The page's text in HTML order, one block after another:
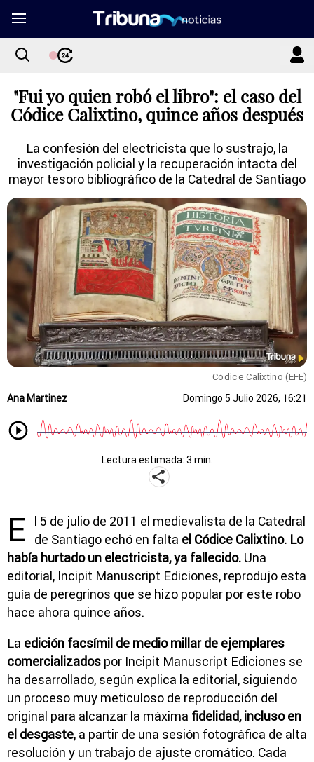
"Fui yo quien robó el libro": el caso del
Códice Calixtino, quince años después
La confesión del electricista que lo sustrajo, la
investigación policial y la recuperación intacta del
mayor tesoro bibliográfico de la Catedral de Santiago
Códice Calixtino (EFE)
Ana Martinez Domingo 5 Julio 2026, 16:21
Lectura estimada: 3 min.
E
l 5 de julio de 2011 el medievalista de la Catedral
de Santiago echó en falta el Códice Calixtino. Lo
había hurtado un electricista, ya fallecido. Una
editorial, Incipit Manuscript Ediciones, reprodujo esta
guía de peregrinos que se hizo popular por este robo
hace ahora quince años.
La edición facsímil de medio millar de ejemplares
comercializados por Incipit Manuscript Ediciones se
ha desarrollado, según explica la editorial, siguiendo
un proceso muy meticuloso de reproducción del
original para alcanzar la máxima fidelidad, incluso en
el desgaste, a partir de una sesión fotográfica de alta
resolución y un trabajo de ajuste cromático. Cada